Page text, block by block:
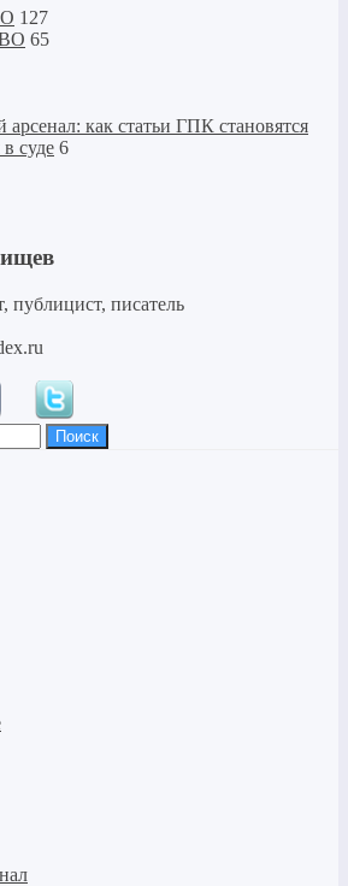
127
65
как статьи ГПК становятся
суде 6
публицист, писатель